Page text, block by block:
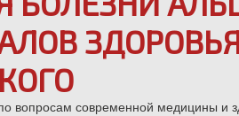
вопросам современной медицины и